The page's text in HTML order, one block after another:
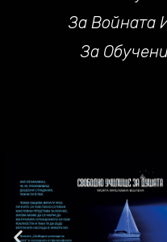
За Войната
За